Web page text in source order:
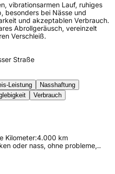
vibrationsarmen Lauf, ruhiges
besonders bei Nässe und
und akzeptablen Verbrauch.
Abrollgeräusch, vereinzelt
Verschleiß.
Straße
Leistung
Nasshaftung
Verbrauch
Kilometer:4.000 km
oder nass, ohne probleme,..